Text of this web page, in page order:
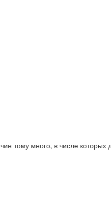
тому много, в числе которых